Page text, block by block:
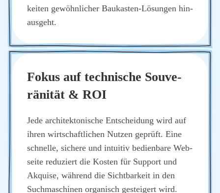
kei­ten gewöhn­li­cher Bau­kas­ten-Lösun­gen hin­
aus­geht.
Fokus auf tech­ni­sche Sou­ve­
rä­ni­tät & ROI
Jede archi­tek­to­ni­sche Ent­schei­dung wird auf
ihren wirt­schaft­li­chen Nut­zen geprüft. Eine
schnel­le, siche­re und intui­tiv bedien­ba­re Web­
sei­te redu­ziert die Kos­ten für Sup­port und
Akqui­se, wäh­rend die Sicht­bar­keit in den
Such­ma­schi­nen orga­nisch gestei­gert wird.